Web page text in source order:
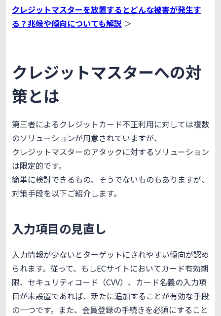
クレジットマスターを放置するとどんな被害が発生す
る？兆候や傾向についても解説 ＞
クレジットマスターへの対
策とは
第三者によるクレジットカード不正利用に対しては複数
のソリューションが用意されていますが、
クレジットマスターのアタックに対するソリューション
は限定的です。
簡単に検討できるもの、そうでないものもありますが、
対策手段を以下ご紹介します。
入力項目の見直し
入力情報が少ないとターゲットにされやすい傾向が認め
られます。従って、もしECサイトにおいてカード有効期
限、セキュリティコード（CVV）、カード名義の入力項
目が未設置であれば、新たに追加することが有効な手段
の一つです。また、会員登録の手続きを必須にすること